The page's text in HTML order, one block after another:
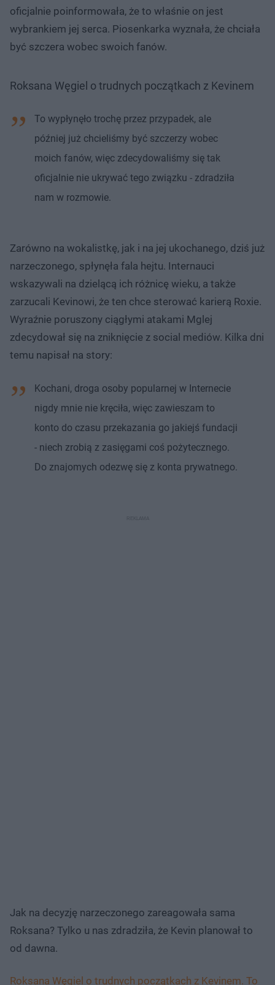
oficjalnie poinformowała, że to właśnie on jest
wybrankiem jej serca. Piosenkarka wyznała, że chciała
być szczera wobec swoich fanów.
Roksana Węgiel o trudnych początkach z Kevinem
To wypłynęło trochę przez przypadek, ale
później już chcieliśmy być szczerzy wobec
moich fanów, więc zdecydowaliśmy się tak
oficjalnie nie ukrywać tego związku - zdradziła
nam w rozmowie.
Zarówno na wokalistkę, jak i na jej ukochanego, dziś już
narzeczonego, spłynęła fala hejtu. Internauci
wskazywali na dzielącą ich różnicę wieku, a także
zarzucali Kevinowi, że ten chce sterować karierą Roxie.
Wyraźnie poruszony ciągłymi atakami Mglej
zdecydował się na zniknięcie z social mediów. Kilka dni
temu napisał na story:
Kochani, droga osoby popularnej w Internecie
nigdy mnie nie kręciła, więc zawieszam to
konto do czasu przekazania go jakiejś fundacji
- niech zrobią z zasięgami coś pożytecznego.
Do znajomych odezwę się z konta prywatnego.
Jak na decyzję narzeczonego zareagowała sama
Roksana? Tylko u nas zdradziła, że Kevin planował to
od dawna.
Roksana Węgiel o trudnych początkach z Kevinem. To